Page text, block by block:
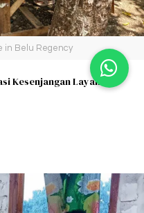
in Belu Regency
Kesenjangan Layanan